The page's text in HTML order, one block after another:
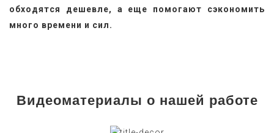
обходятся дешевле, а еще помогают сэкономить
много времени и сил.
Видеоматериалы о нашей работе